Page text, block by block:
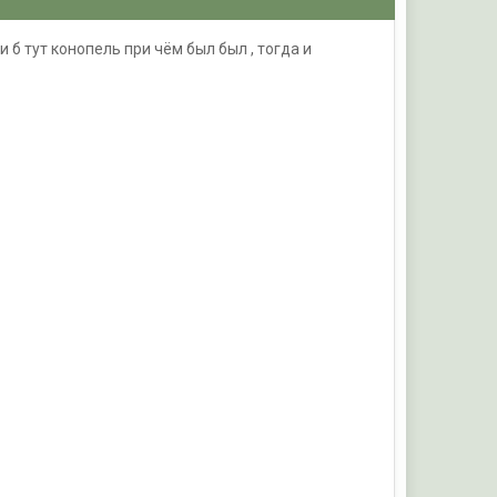
тут конопель при чём был был , тогда и